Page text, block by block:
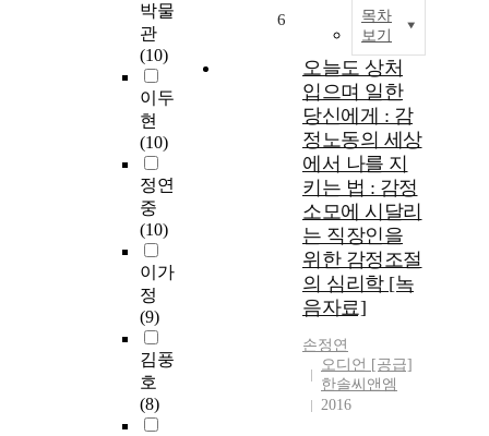
박물
관
(10)
이두
현
(10)
정연
중
(10)
이가
정
(9)
김풍
호
(8)
목차
보기
6
오늘도 상처
입으며 일한
당신에게 : 감
정노동의 세상
에서 나를 지
키는 법 : 감정
소모에 시달리
는 직장인을
위한 감정조절
의 심리학 [녹
음자료]
손정연
오디언 [공급]
한솔씨앤엠
2016